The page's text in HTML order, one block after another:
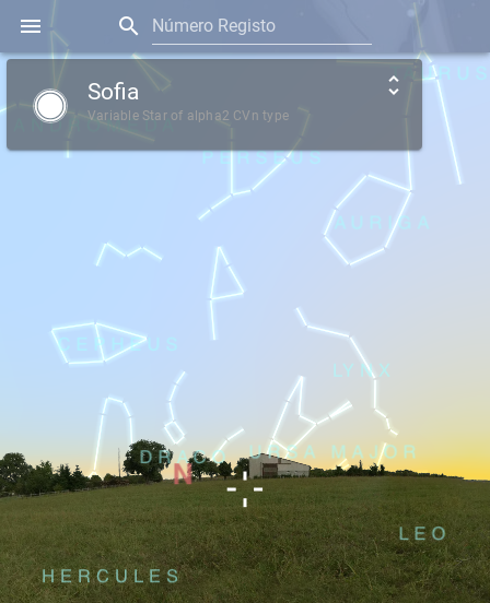
Número Registo
Sofia
Variable Star of alpha2 CVn type